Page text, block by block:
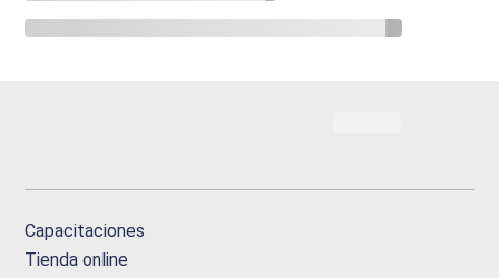
Capacitaciones
Tienda online